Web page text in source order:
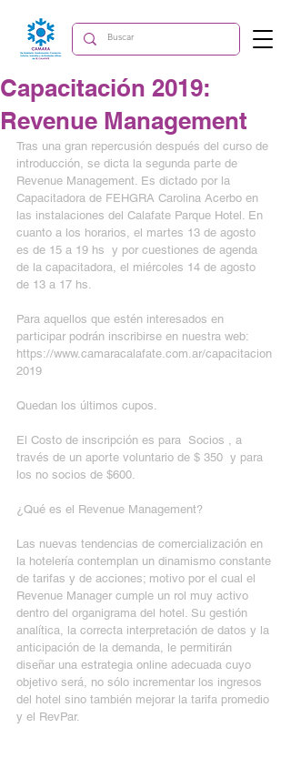
Capacitación 2019:
Revenue Management
Tras una gran repercusión después del curso de
introducción, se dicta la segunda parte de
Revenue Management. Es dictado por la
Capacitadora de FEHGRA Carolina Acerbo en
las instalaciones del Calafate Parque Hotel. En
cuanto a los horarios, el martes 13 de agosto
es de 15 a 19 hs  y por cuestiones de agenda
de la capacitadora, el miércoles 14 de agosto
de 13 a 17 hs.
Para aquellos que estén interesados en
participar podrán inscribirse en nuestra web:
https://www.camaracalafate.com.ar/capacitacion
2019
Quedan los últimos cupos.
El Costo de inscripción es para  Socios , a
través de un aporte voluntario de $ 350  y para
los no socios de $600.
¿Qué es el Revenue Management?
Las nuevas tendencias de comercialización en
la hotelería contemplan un dinamismo constante
de tarifas y de acciones; motivo por el cual el
Revenue Manager cumple un rol muy activo
dentro del organigrama del hotel. Su gestión
analítica, la correcta interpretación de datos y la
anticipación de la demanda, le permitirán
diseñar una estrategia online adecuada cuyo
objetivo será, no sólo incrementar los ingresos
del hotel sino también mejorar la tarifa promedio
y el RevPar.